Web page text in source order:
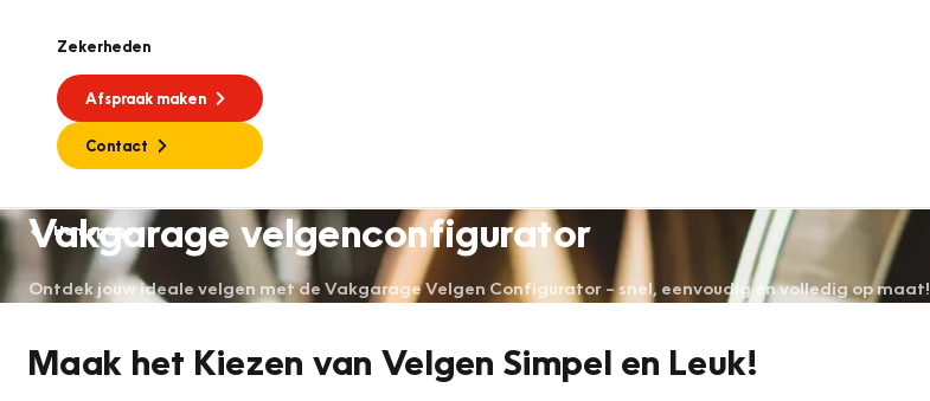
Zekerheden
Afspraak maken
Contact
Homepage
Vakgarage velgenconfigurator
Ontdek jouw ideale velgen met de Vakgarage Velgen Configurator – snel, eenvoudig en volledig op maat!
Maak het Kiezen van Velgen Simpel en Leuk!